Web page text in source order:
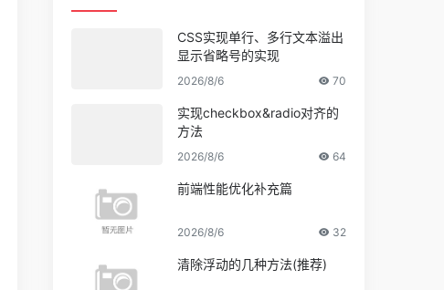
CSS实现单行、多行文本溢出
显示省略号的实现
2026/8/6 70
实现checkbox&radio对齐的
方法
2026/8/6 64
前端性能优化补充篇
2026/8/6 32
清除浮动的几种方法(推荐)